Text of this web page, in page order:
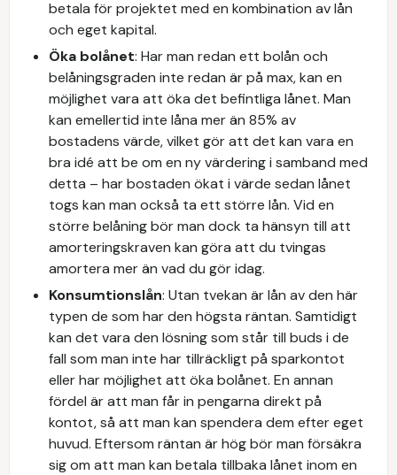
betala för projektet med en kombination av lån
och eget kapital.
Öka bolånet: Har man redan ett bolån och
belåningsgraden inte redan är på max, kan en
möjlighet vara att öka det befintliga lånet. Man
kan emellertid inte låna mer än 85% av
bostadens värde, vilket gör att det kan vara en
bra idé att be om en ny värdering i samband med
detta – har bostaden ökat i värde sedan lånet
togs kan man också ta ett större lån. Vid en
större belåning bör man dock ta hänsyn till att
amorteringskraven kan göra att du tvingas
amortera mer än vad du gör idag.
Konsumtionslån: Utan tvekan är lån av den här
typen de som har den högsta räntan. Samtidigt
kan det vara den lösning som står till buds i de
fall som man inte har tillräckligt på sparkontot
eller har möjlighet att öka bolånet. En annan
fördel är att man får in pengarna direkt på
kontot, så att man kan spendera dem efter eget
huvud. Eftersom räntan är hög bör man försäkra
sig om att man kan betala tillbaka lånet inom en